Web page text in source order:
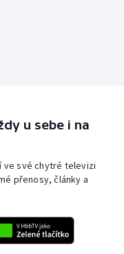
u sebe i na
ve své chytré televizi
přenosy, články a